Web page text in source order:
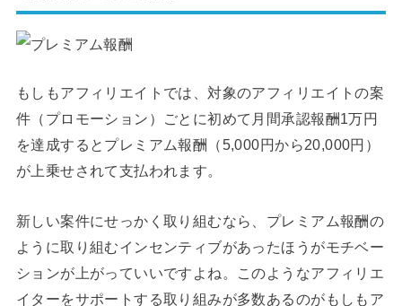
もしもアフィリエイトでは、対象のアフィリエイトの案
件（プロモーション）ごとに初めて月間承認報酬1万円
を達成するとプレミアム報酬（5,000円から20,000円）
が上乗せされて支払われます。
新しい案件にせっかく取り組むなら、プレミアム報酬の
ように取り組むインセンティブがあったほうがモチベー
ションが上がっていいですよね。このようなアフィリエ
イターをサポートする取り組みが多数あるのがもしもア